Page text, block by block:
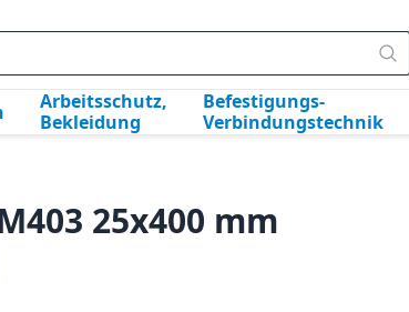
Arbeitsschutz,
Bekleidung
Befestigungs-
Verbindungstechnik
25x400 mm